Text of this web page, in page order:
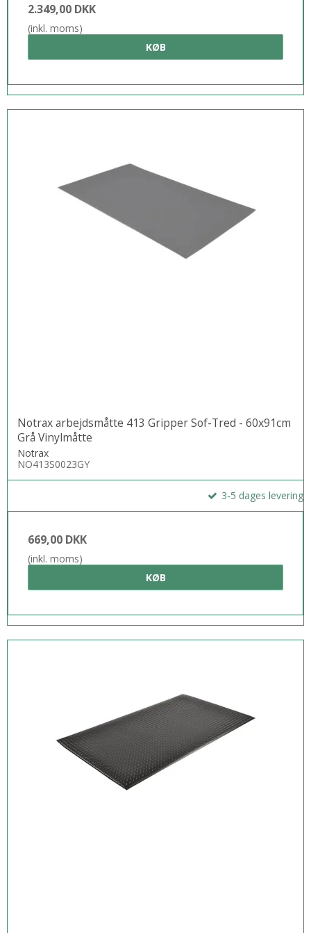
2.349,00 DKK
(inkl. moms)
KØB
Notrax arbejdsmåtte 413 Gripper Sof-Tred - 60x91cm
Grå Vinylmåtte
Notrax
NO413S0023GY
3-5 dages levering
669,00 DKK
(inkl. moms)
KØB